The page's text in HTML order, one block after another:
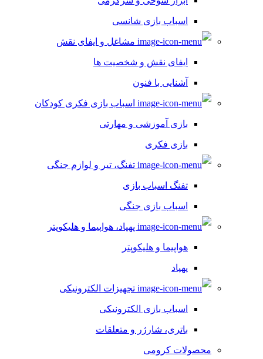
اسباب بازی شانسی
مشاغل و ایفای نقش
ایفای نقش و شخصیت ها
آشنایی با فنون
اسباب بازی فکری کودکان
بازی آموزشی و مهارتی
بازی فکری
تفنگ، تیر و لوازم جنگی
تفنگ اسباب بازی
اسباب بازی جنگی
پهپاد، هواپیما و هلیکوپتر
هواپیما و هلیکوپتر
پهپاد
تجهیزات الکترونیکی
اسباب بازی الکترونیکی
باتری، شارژر و متعلقات
محصولات کرومی